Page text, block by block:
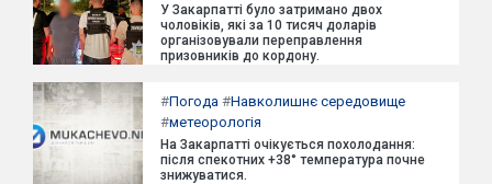
У Закарпатті було затримано двох
чоловіків, які за 10 тисяч доларів
організовували переправлення
призовників до кордону.
#Погода #Навколишнє середовище
#метеорологія
На Закарпатті очікується похолодання:
після спекотних +38° температура почне
знижуватися.